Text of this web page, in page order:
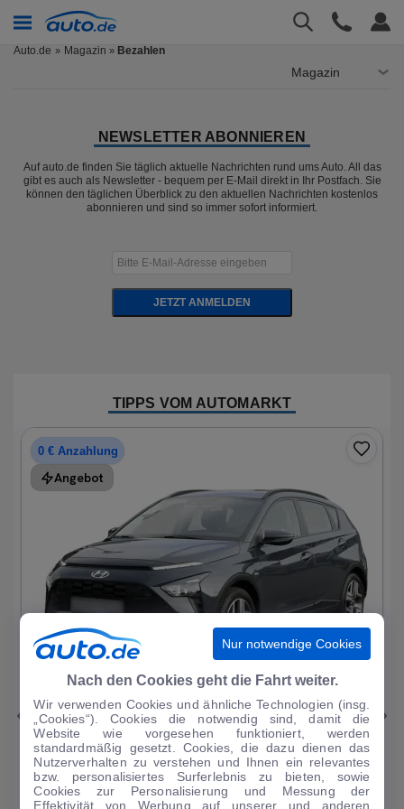
Auto.de Magazin » Bezahlen
Magazin
NEWSLETTER ABONNIEREN
Auf auto.de finden Sie täglich aktuelle Nachrichten rund ums Auto. All das
gibt es auch als Newsletter - bequem per E-Mail direkt in Ihr Postfach. Sie
können den täglichen Überblick zu den aktuellen Nachrichten kostenlos
abonnieren und sind so immer sofort informiert.
JETZT ANMELDEN
TIPPS VOM AUTOMARKT
0 € Anzahlung
Angebot
|15
Hyundai Bayon
1.0 T-GDI Trend Mild-Hybrid DAB/Sitzhzg.
19.196 km· 08/2023· Benzin·Automatik
Finanzierung Kaufen
Nur notwendige Cookies
Nach den Cookies geht die Fahrt weiter.
Wir verwenden Cookies und ähnliche Technologien (insg.
„Cookies“). Cookies die notwendig sind, damit die
Website wie vorgesehen funktioniert, werden
standardmäßig gesetzt. Cookies, die dazu dienen das
Nutzerverhalten zu verstehen und Ihnen ein relevantes
bzw. personalisiertes Surferlebnis zu bieten, sowie
Cookies zur Personalisierung und Messung der
Effektivität von Werbung auf unserer und anderen